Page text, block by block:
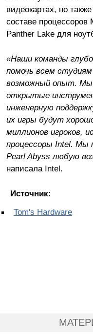
видеокартах, но
составе процессоров
Panther Lake для
«Наши команды
помочь всем
возможный опыт. Мы
открытые
инженерную
их игры будут
миллионов игроков,
процессоры Intel. Мы
Pearl Abyss любую
написала Intel.
Источник:
Tom's Hardware